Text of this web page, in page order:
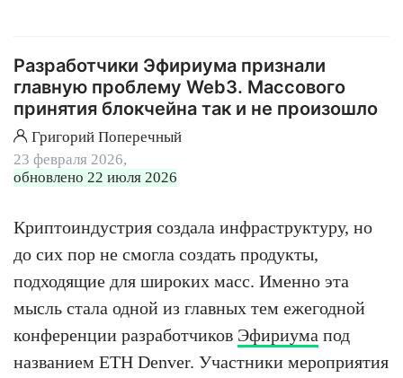
Разработчики Эфириума признали
главную проблему Web3. Массового
принятия блокчейна так и не произошло
Григорий Поперечный
23 февраля 2026,
обновлено 22 июля 2026
Криптоиндустрия создала инфраструктуру, но
до сих пор не смогла создать продукты,
подходящие для широких масс. Именно эта
мысль стала одной из главных тем ежегодной
конференции разработчиков Эфириума под
названием ETH Denver. Участники мероприятия